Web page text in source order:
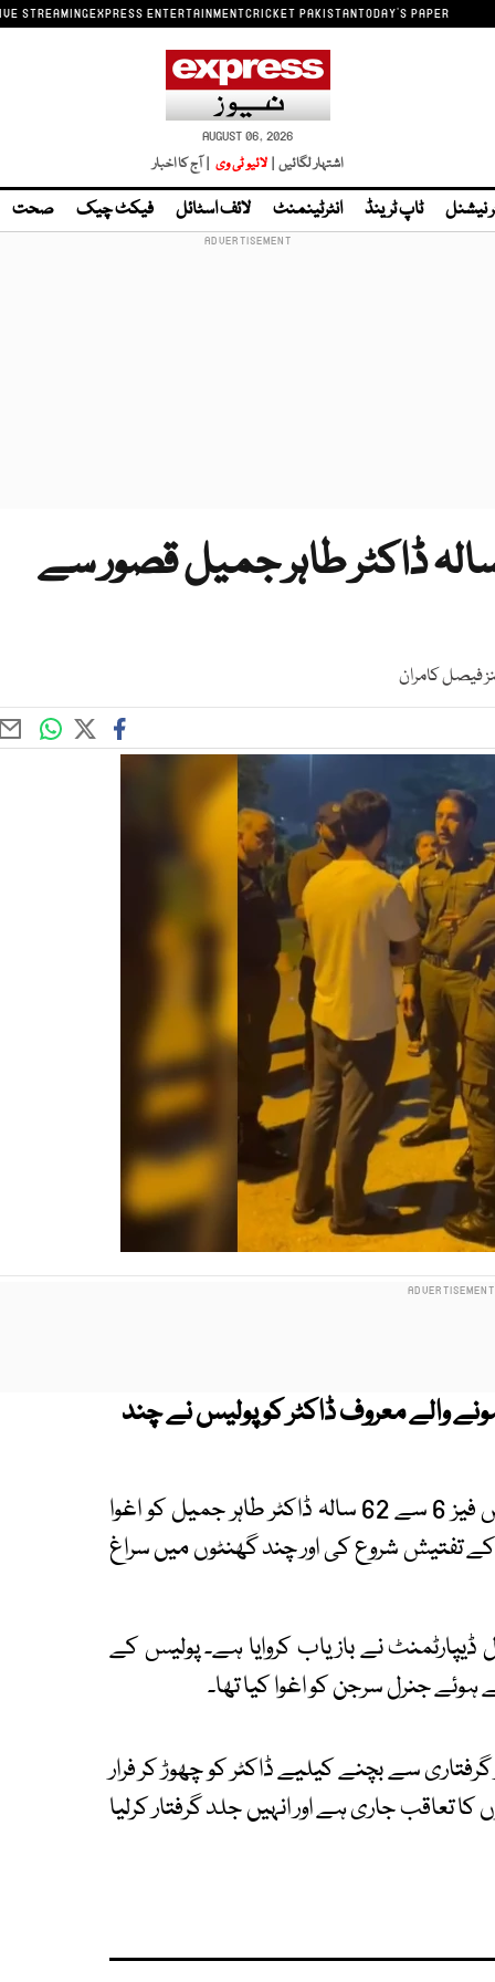
STREAMINGEXPRESS ENTERTAINMENTCRICKET PAKISTANTODAY'S PAPER
AUGUST 06, 2026
اشتہار لگائیں | لائیو ٹی وی | آج کا اخبار
نیشنل ٹاپ ٹرینڈ انٹرٹینمنٹ لائف اسٹائل فیکٹ چیک صحت
سے اغوا ہونے والے 64 سالہ ڈاکٹر طاہر جمیل قصور سے
فیصل کامران
فیز 6 سے اغوا ہونے والے معروف ڈاکٹر کو پولیس نے چند
ایکسپریس نیوز کے مطابق لاہور کے علاقے ڈیفنس فیز 6 سے 62 سالہ ڈاکٹر طاہر جمیل کو اغوا
تفتیش شروع کی اور چند گھنٹوں میں سراغ
ڈیپارٹمنٹ نے بازیاب کروایا ہے۔ پولیس کے
جنرل سرجن کو اغوا کیا تھا۔
سے بچنے کیلیے ڈاکٹر کو چھوڑ کر فرار
تعاقب جاری ہے اور انہیں جلد گرفتار کرلیا